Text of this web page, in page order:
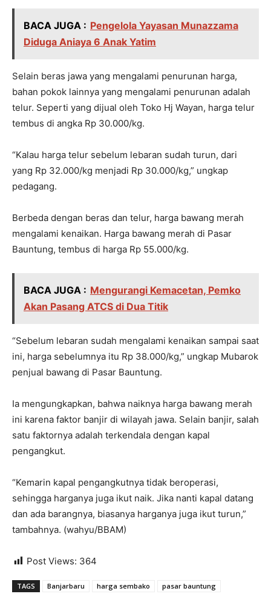
BACA JUGA : Pengelola Yayasan Munazzama
Diduga Aniaya 6 Anak Yatim
Selain beras jawa yang mengalami penurunan harga,
bahan pokok lainnya yang mengalami penurunan adalah
telur. Seperti yang dijual oleh Toko Hj Wayan, harga telur
tembus di angka Rp 30.000/kg.
“Kalau harga telur sebelum lebaran sudah turun, dari
yang Rp 32.000/kg menjadi Rp 30.000/kg,” ungkap
pedagang.
Berbeda dengan beras dan telur, harga bawang merah
mengalami kenaikan. Harga bawang merah di Pasar
Bauntung, tembus di harga Rp 55.000/kg.
BACA JUGA : Mengurangi Kemacetan, Pemko
Akan Pasang ATCS di Dua Titik
“Sebelum lebaran sudah mengalami kenaikan sampai saat
ini, harga sebelumnya itu Rp 38.000/kg,” ungkap Mubarok
penjual bawang di Pasar Bauntung.
Ia mengungkapkan, bahwa naiknya harga bawang merah
ini karena faktor banjir di wilayah jawa. Selain banjir, salah
satu faktornya adalah terkendala dengan kapal
pengangkut.
“Kemarin kapal pengangkutnya tidak beroperasi,
sehingga harganya juga ikut naik. Jika nanti kapal datang
dan ada barangnya, biasanya harganya juga ikut turun,”
tambahnya. (wahyu/BBAM)
Post Views: 364
TAGS Banjarbaru harga sembako pasar bauntung